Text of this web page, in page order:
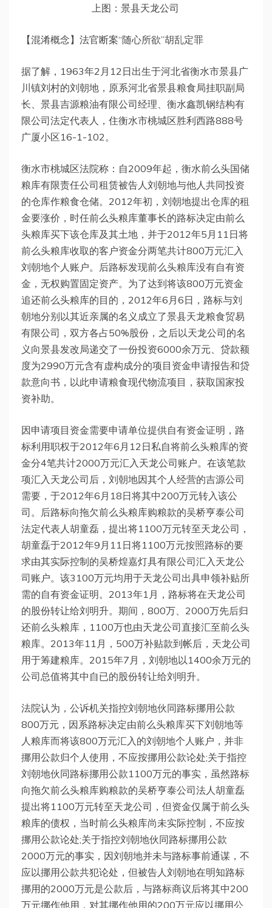
上图：景县天龙公司
【混淆概念】法官断案“随心所欲”胡乱定罪
据了解，1963年2月12日出生于河北省衡水市景县广
川镇刘村的刘朝地，原系河北省景县粮食局挂职副局
长、景县吉源粮油有限公司经理、衡水鑫凯钢结构有
限公司法定代表人，住衡水市桃城区胜利西路888号
广厦小区16-1-102。
衡水市桃城区法院称：自2009年起，衡水前么头国储
粮库有限责任公司租赁被告人刘朝地与他人共同投资
的仓库作粮食仓储。2012年初，刘朝地提出仓库的租
金要涨价，时任前么头粮库董事长的路标决定由前么
头粮库买下该仓库及其土地，并于2012年5月11日将
前么头粮库收取的客户资金分两笔共计800万元汇入
刘朝地个人账户。后路标发现前么头粮库没有自有资
金，无权购置固定资产。为了达到将该800万元资金
追还前么头粮库的目的，2012年6月6日，路标与刘
朝地分别以其近亲属的名义成立了景县天龙粮食贸易
有限公司，双方各占50%股份，之后以天龙公司的名
义向景县发改局递交了一份投资6000余万元、贷款额
度为2990万元含有虚构成分的项目资金申请报告和贷
款意向书，以此申请粮食现代物流项目，获取国家投
资补助。
因申请项目资金需要申请单位提供自有资金证明，路
标利用职权于2012年6月12日私自将前么头粮库的资
金分4笔共计2000万元汇入天龙公司账户。在该笔款
项汇入天龙公司后，刘朝地因其个人经营的吉源公司
需要，于2012年6月18日将其中200万元转入该公
司。后路标向拖欠前么头粮库购粮款的吴桥亨泰公司
法定代表人胡童磊，提出将1100万元转至天龙公司，
胡童磊于2012年9月11日将1100万元按照路标的要
求由其实际控制的吴桥煌嘉灯具有限公司汇入天龙公
司账户。该3100万元均用于天龙公司出具申领补贴所
需的自有资金证明。2013年1月，路标将在天龙公司
的股份转让给刘明升。期间，800万、2000万先后归
还前么头粮库，1100万也由天龙公司直接汇至前么头
粮库。2013年11月，500万补贴款到帐后，天龙公司
用于筹建粮库。2015年7月，刘朝地以1400余万元的
公司总值将其中自已的股份转让给刘明升。
法院认为，公诉机关指控刘朝地伙同路标挪用公款
800万元，因系路标决定由前么头粮库买下刘朝地等
人粮库而将该800万元汇入的刘朝地个人账户，并非
挪用公款归个人使用，不应按挪用公款论处;关于指控
刘朝地伙同路标挪用公款1100万元的事实，虽然路标
向拖欠前么头粮库购粮款的吴桥亨泰公司法人胡童磊
提出将1100万元转至天龙公司，但资金仅属于前么头
粮库的债权，当时前么头粮库尚未实际控制，不应按
挪用公款论处;关于指控刘朝地伙同路标挪用公款
2000万元的事实，因刘朝地并未与路标事前通谋，不
应以挪用公款共犯论处，但被告人刘朝地在明知路标
挪用的2000万元是公款后，与路标商议后将其中200
万元挪作他用，对其挪作他用的200万元应以挪用公